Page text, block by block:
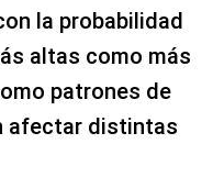
la probabilidad
altas como más
patrones de
afectar distintas